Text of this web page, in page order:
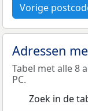
Vorige
Adressen
Tabel met alle 8
PC.
Zoek in de